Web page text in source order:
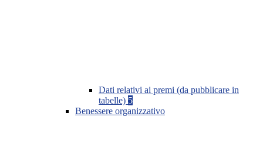
Dati relativi ai premi (da pubblicare in
tabelle) 5
Benessere organizzativo